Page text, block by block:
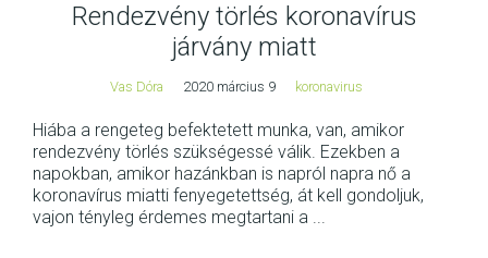
Rendezvény törlés koronavírus
járvány miatt
Vas Dóra 2020 március 9 koronavirus
Hiába a rengeteg befektetett munka, van, amikor
rendezvény törlés szükségessé válik. Ezekben a
napokban, amikor hazánkban is napról napra nő a
koronavírus miatti fenyegetettség, át kell gondoljuk,
vajon tényleg érdemes megtartani a ...